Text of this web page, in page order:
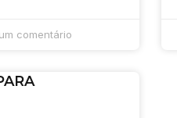
comentário